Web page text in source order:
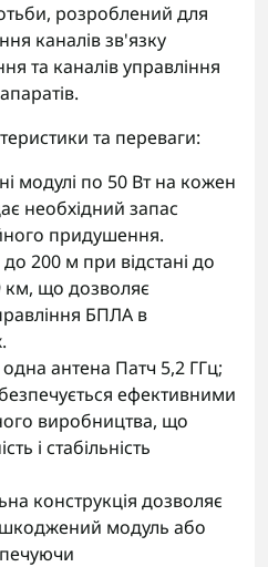
розроблений для
каналів зв'язку
та каналів управління
та переваги:
модулі по 50 Вт на кожен
необхідний запас
придушення.
до 200 м при відстані до
км, що дозволяє
БПЛА в
антена Патч 5,2 ГГц;
ефективними
виробництва, що
і стабільність
конструкція дозволяє
модуль або